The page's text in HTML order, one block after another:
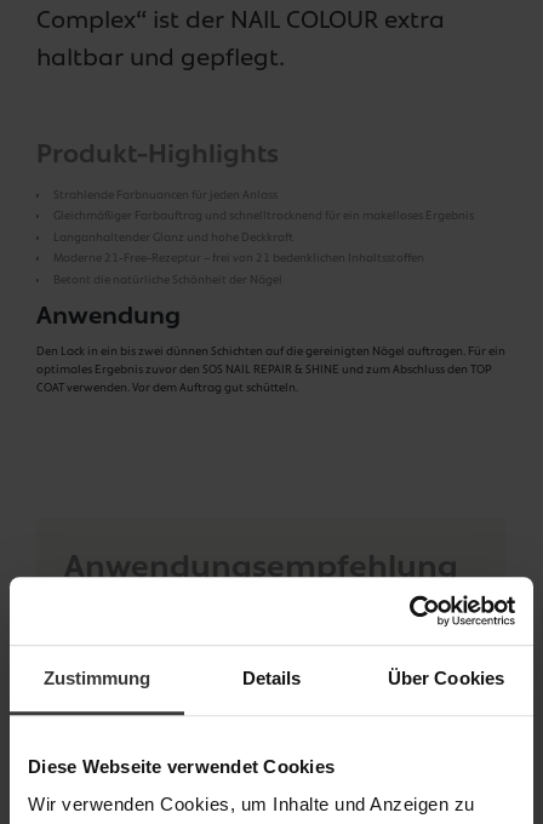
Zustimmung Details Über Cookies
Diese Webseite verwendet Cookies
Wir verwenden Cookies, um Inhalte und Anzeigen zu
Complex“ ist der NAIL COLOUR extra
haltbar und gepflegt.
Produkt-Highlights
Strahlende Farbnuancen für jeden Anlass
Gleichmäßiger Farbauftrag und schnelltrocknend für ein makelloses Ergebnis
Langanhaltender Glanz und hohe Deckkraft
Moderne 21-Free-Rezeptur – frei von 21 bedenklichen Inhaltsstoffen
Betont die natürliche Schönheit der Nägel
Anwendung
Den Lack in ein bis zwei dünnen Schichten auf die gereinigten Nägel auftragen. Für ein
optimales Ergebnis zuvor den SOS NAIL REPAIR & SHINE und zum Abschluss den TOP
COAT verwenden. Vor dem Auftrag gut schütteln.
Anwendungsempfehlung
Für eine perfekte Maniküre beginnen Sie mit einer Schicht SOS Nail Repair &
auftragen und jede Schicht gut trocknen lassen. Für ein makelloses,
langanhaltendes Finish abschließend eine Schicht Top Coat auftragen.